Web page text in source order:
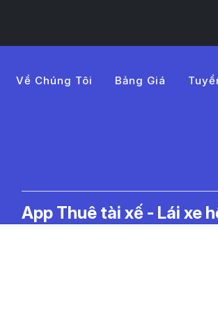
Về Chúng Tôi Bảng Giá
App Thuê tài xế - Lái xe
- Tin Tức Thuê
| LMD - Trang 4​